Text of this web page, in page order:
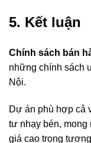
5. Kết luận
Chính sách bán
những chính sách
Nội.
Dự án phù hợp cả
tư nhạy bén, mong
giá cao trong